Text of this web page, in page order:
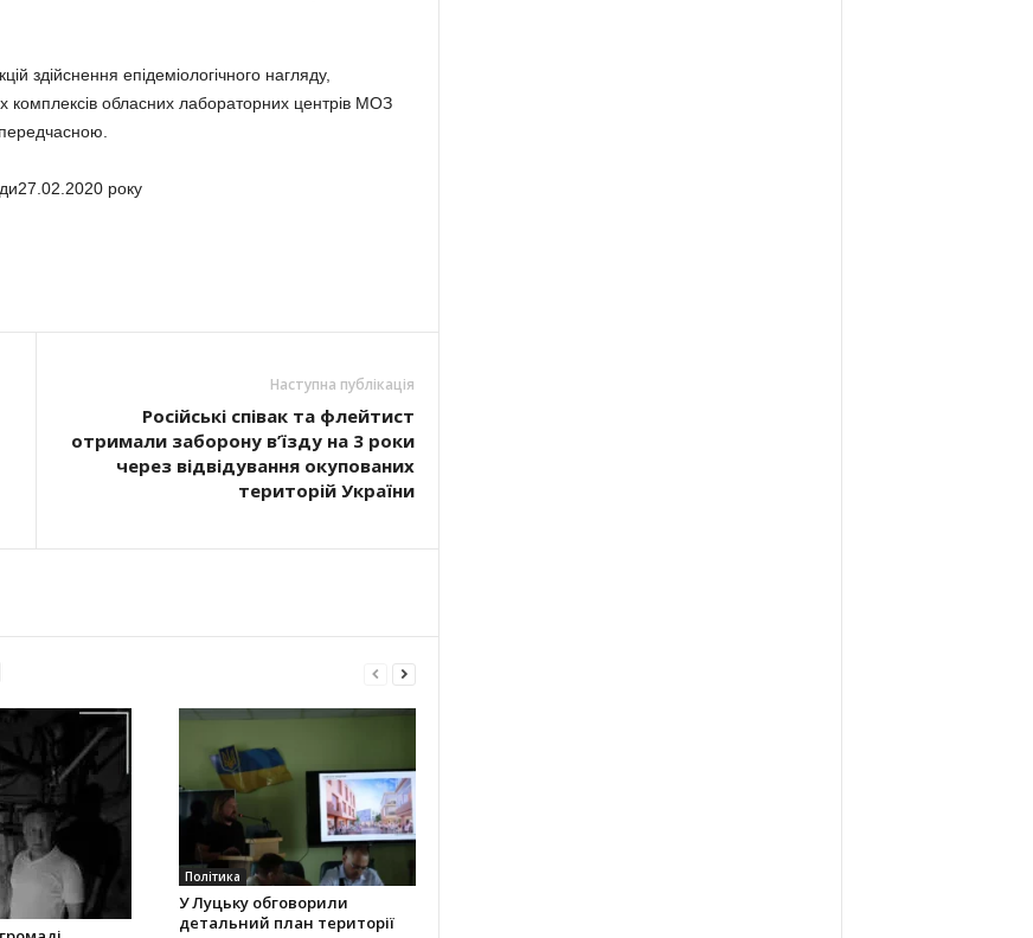
здійснення епідеміологічного нагляду,
комплексів обласних лабораторних центрів МОЗ
року
Наступна публікація
Російські співак та флейтист
отримали заборону в’їзду на 3 роки
через відвідування окупованих
територій України
Політика
У Луцьку обговорили
детальний план території